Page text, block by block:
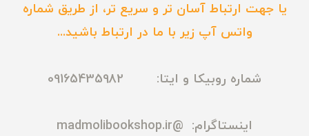
یا جهت ارتباط آسان تر و سریع تر، از طریق شماره
واتس آپ زیر با ما در ارتباط باشید...
شماره روبیکا و ایتا: 09165435982
اینستاگرام: @madmolibookshop.ir